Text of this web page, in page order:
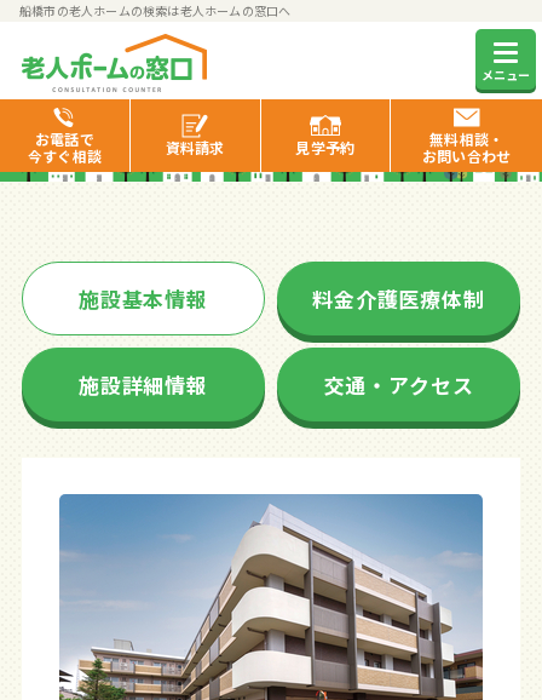
船橋市の老人ホームの検索は老人ホームの窓口へ
メニュー
お電話で
今すぐ相談
資料請求 見学予約
無料相談・
お問い合わせ
SOMPOケアラヴィーレ西船橋
施設基本情報 料金介護医療体制
施設詳細情報 交通・アクセス